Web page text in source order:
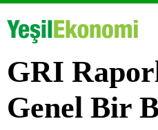
GRI
Genel Bir